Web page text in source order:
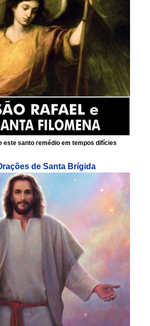
este santo remédio em tempos difícies
de Santa Brígida